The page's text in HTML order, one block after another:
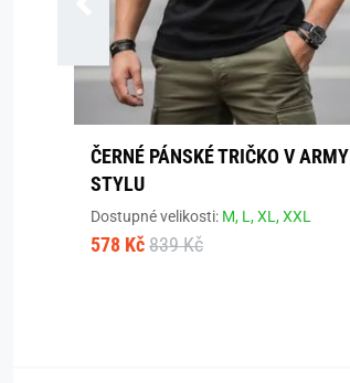
ČERNÉ PÁNSKÉ TRIČKO V ARMY
STYLU
Dostupné velikosti: M, L,XL,XXL
578 Kč 839 Kč